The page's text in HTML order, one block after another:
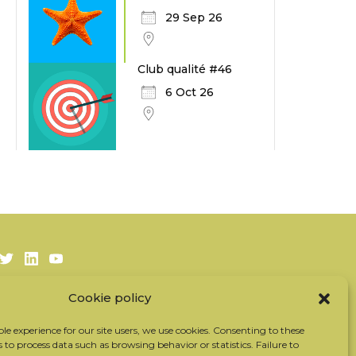
Cookie policy
experience for our site users, we use cookies. Consenting to these
process data such as browsing behavior or statistics. Failure to
29 Sep 26
Club qualité #46
6 Oct 26
TwitterLinkedIn
Youtube
Subscribe to our newsletter
Our partners
Contact the team